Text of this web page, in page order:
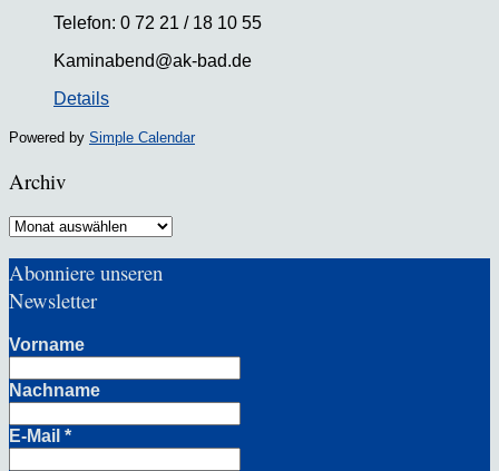
Telefon: 0 72 21 / 18 10 55
Kaminabend@ak-bad.de
Details
Powered by Simple Calendar
Archiv
Archiv
Abonniere unseren
Newsletter
Vorname
Nachname
E-Mail *